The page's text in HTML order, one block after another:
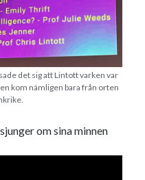
det sig att Lintott varken var
kom nämligen bara från orten
om sina minnen